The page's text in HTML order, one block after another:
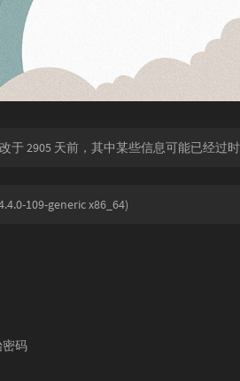
于 2905 天前，其中某些信息可能已经过
109-generic x86_64)
密码